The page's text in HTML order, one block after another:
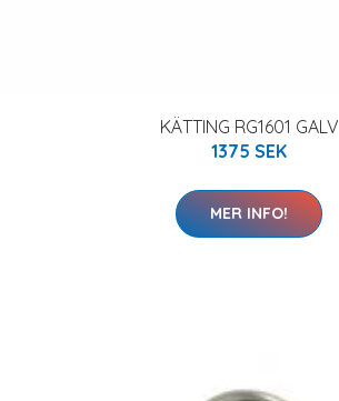
KÄTTING RG1601 GALV
1375 SEK
MER INFO!